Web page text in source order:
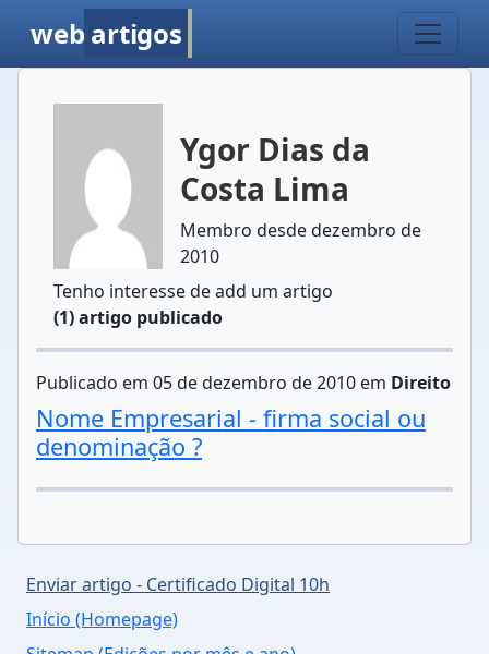
web artigos
Ygor Dias da
Costa Lima
Membro desde dezembro de
2010
Tenho interesse de add um artigo
(1) artigo publicado
Publicado em 05 de dezembro de 2010 em Direito
Nome Empresarial - firma social ou
denominação ?
Enviar artigo - Certificado Digital 10h
Início (Homepage)